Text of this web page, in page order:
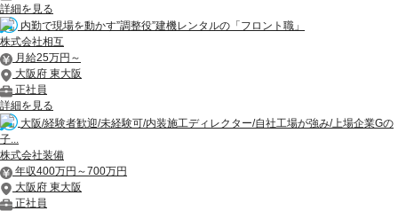
詳細を見る
内勤で現場を動かす”調整役”建機レンタルの「フロント職」
株式会社相互
月給25万円～
大阪府 東大阪
正社員
詳細を見る
大阪/経験者歓迎/未経験可/内装施工ディレクター/自社工場が強み/上場企業Gの
子...
株式会社装備
年収400万円～700万円
大阪府 東大阪
正社員